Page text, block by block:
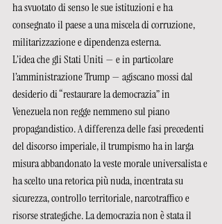
ha svuotato di senso le sue istituzioni e ha
consegnato il paese a una miscela di corruzione,
militarizzazione e dipendenza esterna.
L’idea che gli Stati Uniti — e in particolare
l’amministrazione Trump — agiscano mossi dal
desiderio di “restaurare la democrazia” in
Venezuela non regge nemmeno sul piano
propagandistico. A differenza delle fasi precedenti
del discorso imperiale, il trumpismo ha in larga
misura abbandonato la veste morale universalista e
ha scelto una retorica più nuda, incentrata su
sicurezza, controllo territoriale, narcotraffico e
risorse strategiche. La democrazia non è stata il